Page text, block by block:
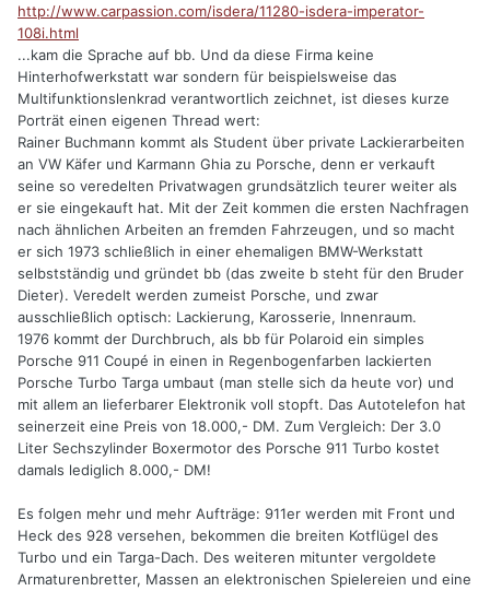
http://www.carpassion.com/isdera/11280-isdera-imperator-
108i.html
...kam die Sprache auf bb. Und da diese Firma keine
Hinterhofwerkstatt war sondern für beispielsweise das
Multifunktionslenkrad verantwortlich zeichnet, ist dieses kurze
Porträt einen eigenen Thread wert:
Rainer Buchmann kommt als Student über private Lackierarbeiten
an VW Käfer und Karmann Ghia zu Porsche, denn er verkauft
seine so veredelten Privatwagen grundsätzlich teurer weiter als
er sie eingekauft hat. Mit der Zeit kommen die ersten Nachfragen
nach ähnlichen Arbeiten an fremden Fahrzeugen, und so macht
er sich 1973 schließlich in einer ehemaligen BMW-Werkstatt
selbstständig und gründet bb (das zweite b steht für den Bruder
Dieter). Veredelt werden zumeist Porsche, und zwar
ausschließlich optisch: Lackierung, Karosserie, Innenraum.
1976 kommt der Durchbruch, als bb für Polaroid ein simples
Porsche 911 Coupé in einen in Regenbogenfarben lackierten
Porsche Turbo Targa umbaut (man stelle sich da heute vor) und
mit allem an lieferbarer Elektronik voll stopft. Das Autotelefon hat
seinerzeit eine Preis von 18.000,- DM. Zum Vergleich: Der 3.0
Liter Sechszylinder Boxermotor des Porsche 911 Turbo kostet
damals lediglich 8.000,- DM!
Es folgen mehr und mehr Aufträge: 911er werden mit Front und
Heck des 928 versehen, bekommen die breiten Kotflügel des
Turbo und ein Targa-Dach. Des weiteren mitunter vergoldete
Armaturenbretter, Massen an elektronischen Spielereien und eine